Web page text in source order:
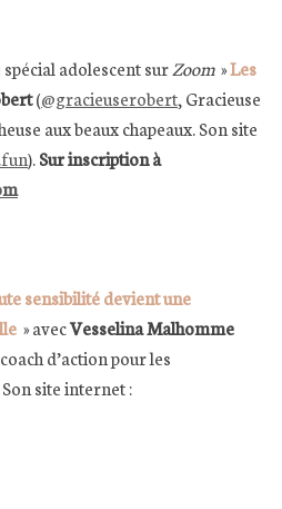
adolescent surZoom»Les
(@gracieuserobert, Gracieuse
aux beaux chapeaux. Son site
).Sur inscription à
sensibilité devient une
»avecVesselina Malhomme
d’action pour les
site internet :